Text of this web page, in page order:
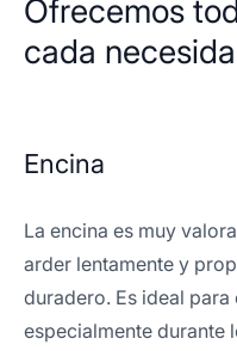
Ofrecemos
cada
Encina
La encina es muy
arder lentamente y
duradero. Es ideal para
especialmente durante